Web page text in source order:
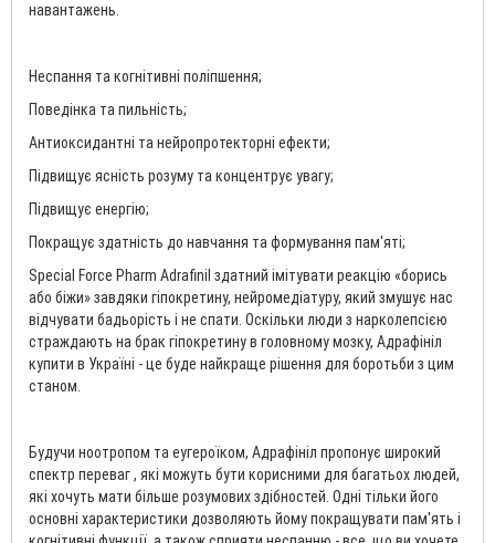
навантажень.
Неспання та когнітивні поліпшення;
Поведінка та пильність;
Антиоксидантні та нейропротекторні ефекти;
Підвищує ясність розуму та концентрує увагу;
Підвищує енергію;
Покращує здатність до навчання та формування пам'яті;
Special Force Pharm Adrafinil здатний імітувати реакцію «борись
або біжи» завдяки гіпокретину, нейромедіатуру, який змушує нас
відчувати бадьорість і не спати. Оскільки люди з нарколепсією
страждають на брак гіпокретину в головному мозку, Адрафініл
купити в Україні - це буде найкраще рішення для боротьби з цим
станом.
Будучи ноотропом та еугероїком, Адрафініл пропонує широкий
спектр переваг , які можуть бути корисними для багатьох людей,
які хочуть мати більше розумових здібностей. Одні тільки його
основні характеристики дозволяють йому покращувати пам'ять і